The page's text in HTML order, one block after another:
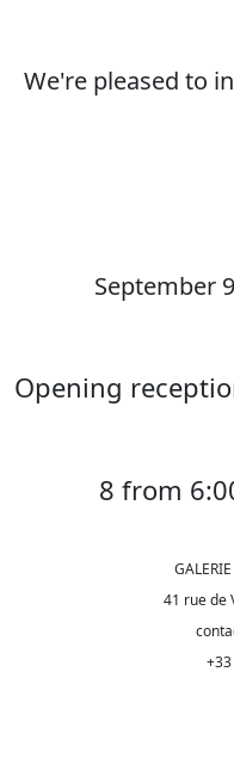
We're pleased to
September
Opening
8 from
41 rue de